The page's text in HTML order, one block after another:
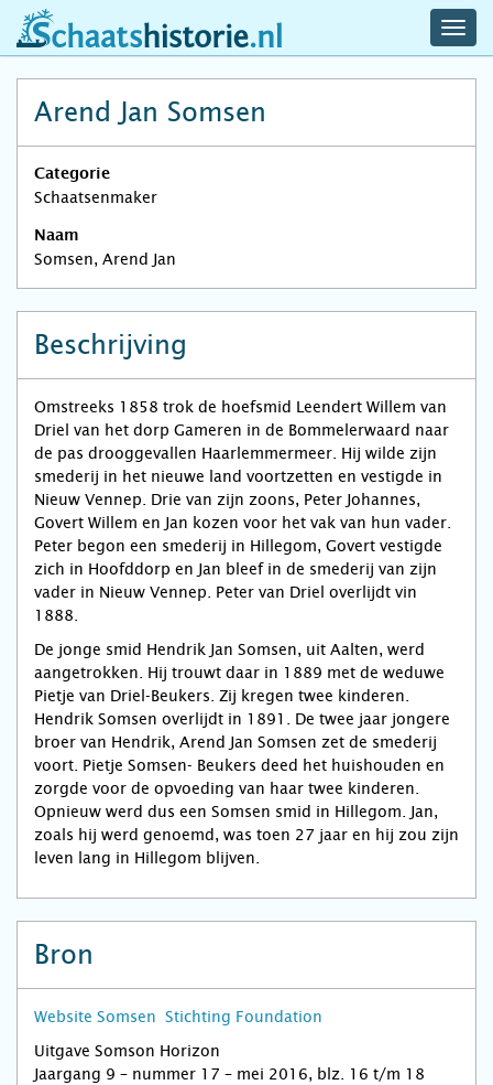
schaatshistorie.nl
Arend Jan Somsen
Categorie
Schaatsenmaker
Naam
Somsen, Arend Jan
Beschrijving
Omstreeks 1858 trok de hoefsmid Leendert Willem van
Driel van het dorp Gameren in de Bommelerwaard naar
de pas drooggevallen Haarlemmermeer. Hij wilde zijn
smederij in het nieuwe land voortzetten en vestigde in
Nieuw Vennep. Drie van zijn zoons, Peter Johannes,
Govert Willem en Jan kozen voor het vak van hun vader.
Peter begon een smederij in Hillegom, Govert vestigde
zich in Hoofddorp en Jan bleef in de smederij van zijn
vader in Nieuw Vennep. Peter van Driel overlijdt vin
1888.
De jonge smid Hendrik Jan Somsen, uit Aalten, werd
aangetrokken. Hij trouwt daar in 1889 met de weduwe
Pietje van Driel-Beukers. Zij kregen twee kinderen.
Hendrik Somsen overlijdt in 1891. De twee jaar jongere
broer van Hendrik, Arend Jan Somsen zet de smederij
voort. Pietje Somsen- Beukers deed het huishouden en
zorgde voor de opvoeding van haar twee kinderen.
Opnieuw werd dus een Somsen smid in Hillegom. Jan,
zoals hij werd genoemd, was toen 27 jaar en hij zou zijn
leven lang in Hillegom blijven.
Bron
Website Somsen Stichting Foundation
Uitgave Somson Horizon
Jaargang 9 – nummer 17 – mei 2016, blz. 16 t/m 18